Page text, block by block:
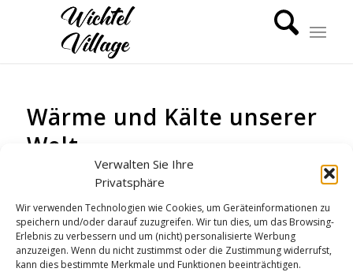
Verwalten Sie Ihre
Privatsphäre
Wir verwenden Technologien wie Cookies, um Geräteinformationen zu
speichern und/oder darauf zuzugreifen. Wir tun dies, um das Browsing-
Erlebnis zu verbessern und um (nicht) personalisierte Werbung
anzuzeigen. Wenn du nicht zustimmst oder die Zustimmung widerrufst,
kann dies bestimmte Merkmale und Funktionen beeinträchtigen.
Wärme und Kälte unserer
Welt
GUTEN MORGEN